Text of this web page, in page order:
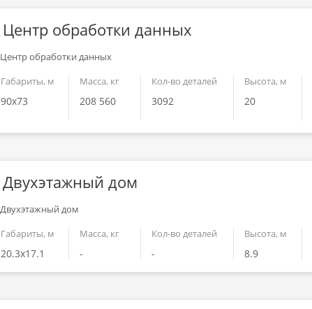
Центр обработки данных
Габариты, м
90x73
Масса, кг
208 560
Кол-во деталей
3092
Высота, м
20
Двухэтажный дом
Габариты, м
20.3x17.1
Масса, кг
-
Кол-во деталей
-
Высота, м
8.9